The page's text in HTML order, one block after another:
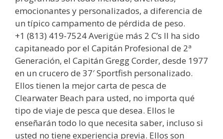
emocionantes y personalizados, a diferencia de
un típico campamento de pérdida de peso.
+1 (813) 419-7524 Averigüe más 2 C’s II ha sido
capitaneado por el Capitán Profesional de 2ª
Generación, el Capitán Gregg Corder, desde 1977
en un crucero de 37′ Sportfish personalizado.
Ellos tienen la mejor carta de pesca de
Clearwater Beach para usted, no importa qué
tipo de viaje de pesca que desea. Ellos le
enseñarán todo lo que necesita saber, incluso si
usted no tiene experiencia previa. Ellos son